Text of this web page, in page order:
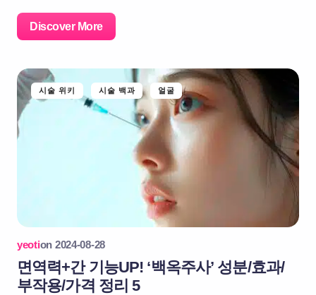
Discover More
시술 위키 시술 백과 얼굴
yeotion 2024-08-28
면역력+간 기능UP! ‘백옥주사’ 성분/효과/
부작용/가격 정리 5